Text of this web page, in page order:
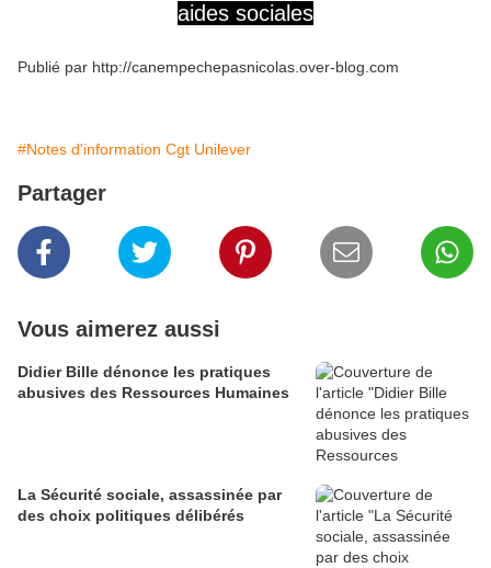
aides sociales
Publié par http://canempechepasnicolas.over-blog.com
#Notes d'information Cgt Unilever
Partager
Vous aimerez aussi
Didier Bille dénonce les pratiques
abusives des Ressources Humaines
La Sécurité sociale, assassinée par
des choix politiques délibérés